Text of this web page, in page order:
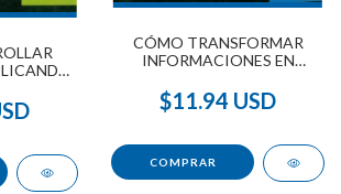
CÓMO TRANSFORMAR
INFORMACIONES EN
$11.94 USD